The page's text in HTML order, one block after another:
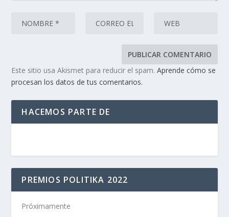
Este sitio usa Akismet para reducir el spam.Aprende cómo se
procesan los datos de tus comentarios.
HACEMOS PARTE DE
PREMIOS POLITIKA 2022
Próximamente